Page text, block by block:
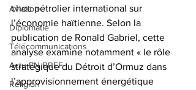
Aviation
Diplomatie
Télécommunications
Actu EN BREF
Religion
choc pétrolier international sur
l’économie haïtienne. Selon la
publication de Ronald Gabriel, cette
analyse examine notamment « le rôle
stratégique du Détroit d’Ormuz dans
l’approvisionnement énergétique